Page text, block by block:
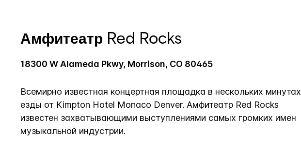
Амфитеатр Red Rocks
18300 W Alameda Pkwy, Morrison, CO 80465
Всемирно известная концертная площадка в нескольких минутах
езды от Kimpton Hotel Monaco Denver. Амфитеатр Red Rocks
известен захватывающими выступлениями самых громких имен
музыкальной индустрии.